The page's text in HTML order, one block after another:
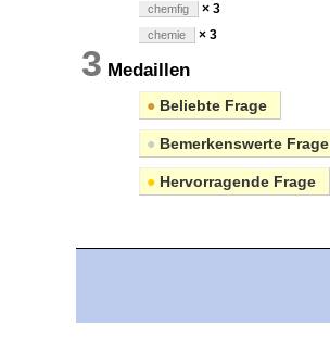
chemfig × 3
chemie × 3
3 Medaillen
● Beliebte Frage
● Bemerkenswerte Frage
● Hervorragende Frage